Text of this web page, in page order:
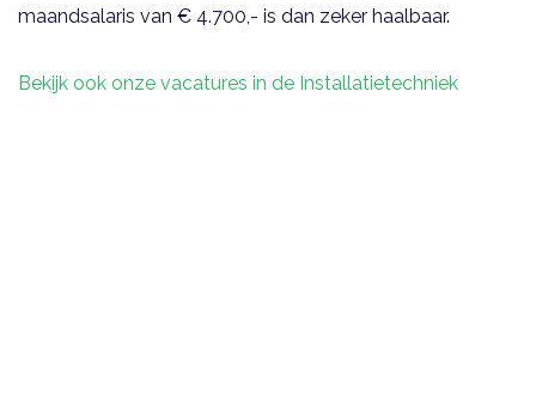
maandsalaris van € 4.700,- is dan zeker haalbaar.
Bekijk ook onze vacatures in de Installatietechniek